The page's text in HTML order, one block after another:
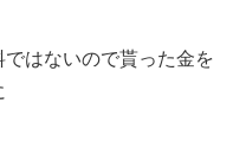
はないので貰った金を